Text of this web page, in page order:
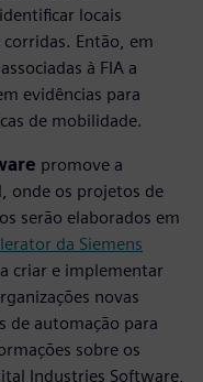
locais
Então, em
à FIA a
evidências para
de mobilidade.
promove a
onde os projetos de
serão elaborados em
da Siemens
criar e implementar
novas
de automação para
sobre os
Industries Software,